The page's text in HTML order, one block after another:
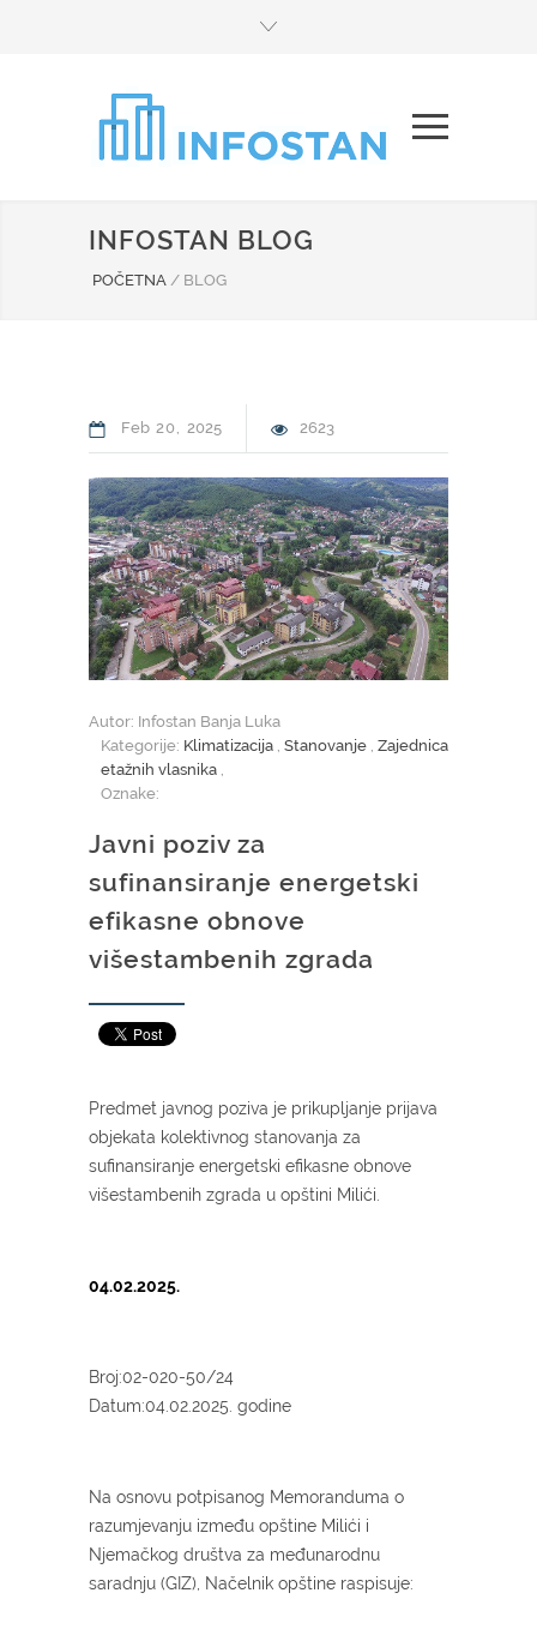
INFOSTAN BLOG
POČETNA / BLOG
Feb 20 2025 2623
Autor: Infostan Banja Luka
Kategorije: Klimatizacija Stanovanje Zajednica
etažnih vlasnika
Oznake:
Javni poziv za
sufinansiranje energetski
efikasne obnove
višestambenih zgrada
Predmet javnog poziva je prikupljanje prijava
objekata kolektivnog stanovanja za
sufinansiranje energetski efikasne obnove
višestambenih zgrada u opštini Milići.
04.02.2025.
Broj:02-020-50/24
Datum:04.02.2025. godine
Na osnovu potpisanog Memoranduma o
razumjevanju između opštine Milići i
Njemačkog društva za međunarodnu
saradnju (GIZ), Načelnik opštine raspisuje: